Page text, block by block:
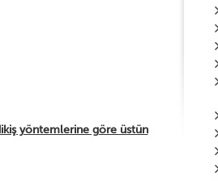
yöntemlerine göre üstün